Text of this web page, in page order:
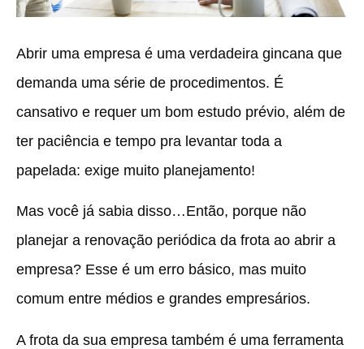
Abrir uma empresa é uma verdadeira gincana que
demanda uma série de procedimentos. É
cansativo e requer um bom estudo prévio, além de
ter paciência e tempo pra levantar toda a
papelada: exige muito planejamento!
Mas você já sabia disso…Então, porque não
planejar a renovação periódica da frota ao abrir a
empresa? Esse é um erro básico, mas muito
comum entre médios e grandes empresários.
A frota da sua empresa também é uma ferramenta